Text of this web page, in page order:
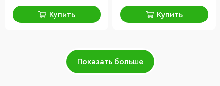
Купить Купить
Показать больше